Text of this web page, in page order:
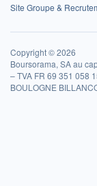
Site Groupe &
Copyright © 2026
Boursorama, SA au
– TVA FR 69 351 058
BOULOGNE